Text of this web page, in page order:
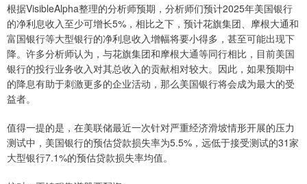
根据VisibleAlpha整理的分析师预期，分析师们预计2025年美国银行
的净利息收入至少可增长5%，相比之下，预计花旗集团、摩根大通和
富国银行等大型银行的净利息收入增幅将要小得多，甚至可能出现下
降。许多分析师认为，与花旗集团和摩根大通等同行相比，目前美国
银行的投行业务收入对其总收入的贡献相对较大。因此，如果预期中
的降息有助于刺激更多的企业活动，那么美国银行将会成为最大的受
益者。
值得一提的是，在美联储最近一次针对严重经济滑坡情形开展的压力
测试中，美国银行的预估贷款损失率为5.5%，远低于接受测试的31家
大型银行7.1%的预估贷款损失率均值。